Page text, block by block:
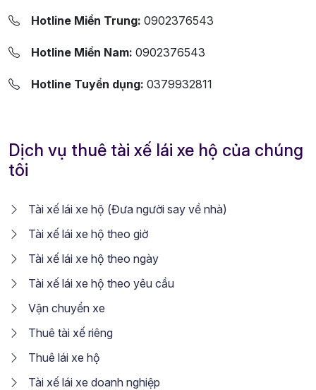
Hotline Miền Trung: 0902376543
Hotline Miền Nam: 0902376543
Hotline Tuyển dụng: 0379932811
Dịch vụ thuê tài xế lái xe hộ của chúng
tôi
Tài xế lái xe hộ (Đưa người say về nhà)
Tài xế lái xe hộ theo giờ
Tài xế lái xe hộ theo ngày
Tài xế lái xe hộ theo yêu cầu
Vận chuyển xe
Thuê tài xế riêng
Thuê lái xe hộ
Tài xế lái xe doanh nghiệp